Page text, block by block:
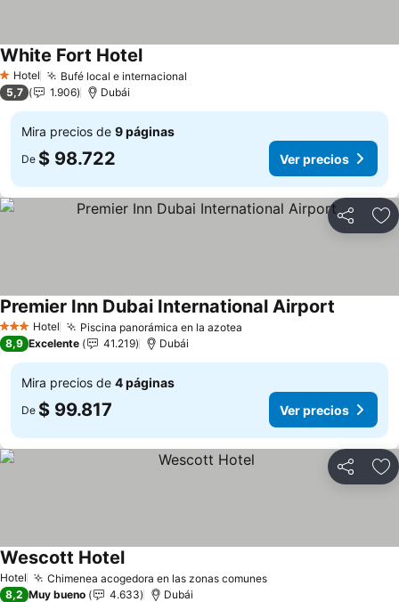
1 Estrellas
Hotel Bufé local e internacional
White Fort HotelVer precios
5,7 1.906 Dubái
Mira precios de 9 páginas
De $ 98.722 Ver precios
Compartir
3 Estrellas
Hotel Piscina panorámica en la azotea
Premier Inn Dubai International Airport
8,9 Excelente 41.219 Dubái
Mira precios de 4 páginas
De $ 99.817 Ver precios
Compartir
Hotel Chimenea acogedora en las zonas comunesVer precios
Wescott HotelVer precios
8,2 Muy bueno 4.633 Dubái